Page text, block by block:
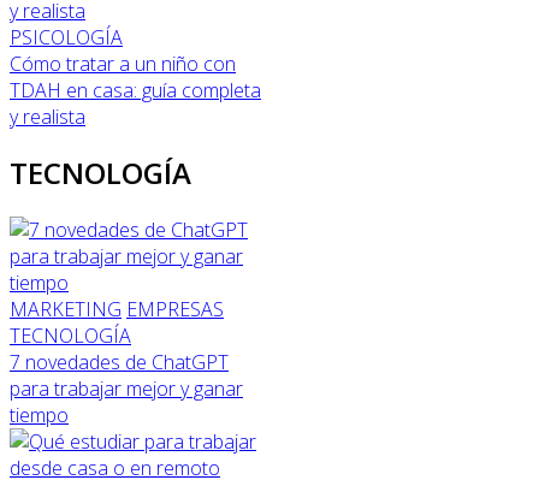
PSICOLOGÍA
Cómo tratar a un niño con
TDAH en casa: guía completa
y realista
TECNOLOGÍA
MARKETING EMPRESAS
TECNOLOGÍA
7 novedades de ChatGPT
para trabajar mejor y ganar
tiempo